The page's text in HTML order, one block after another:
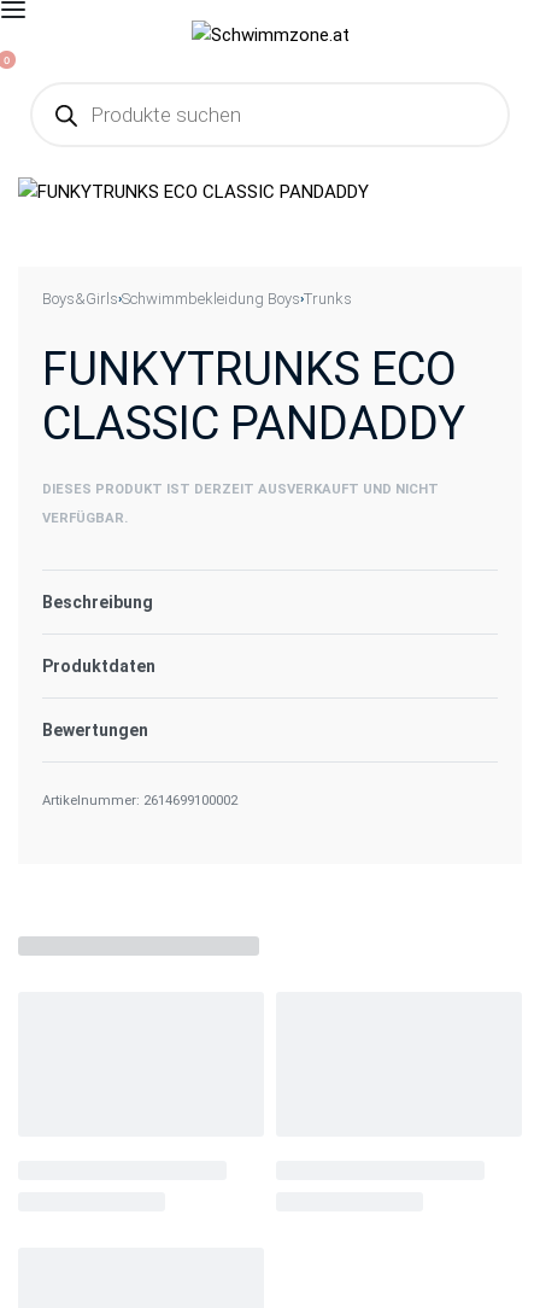
0
Boys&Girls›Schwimmbekleidung Boys›Trunks
FUNKYTRUNKS ECO
CLASSIC PANDADDY
DIESES PRODUKT IST DERZEIT AUSVERKAUFT UND NICHT
VERFÜGBAR.
Beschreibung
Produktdaten
Bewertungen
2614699100002